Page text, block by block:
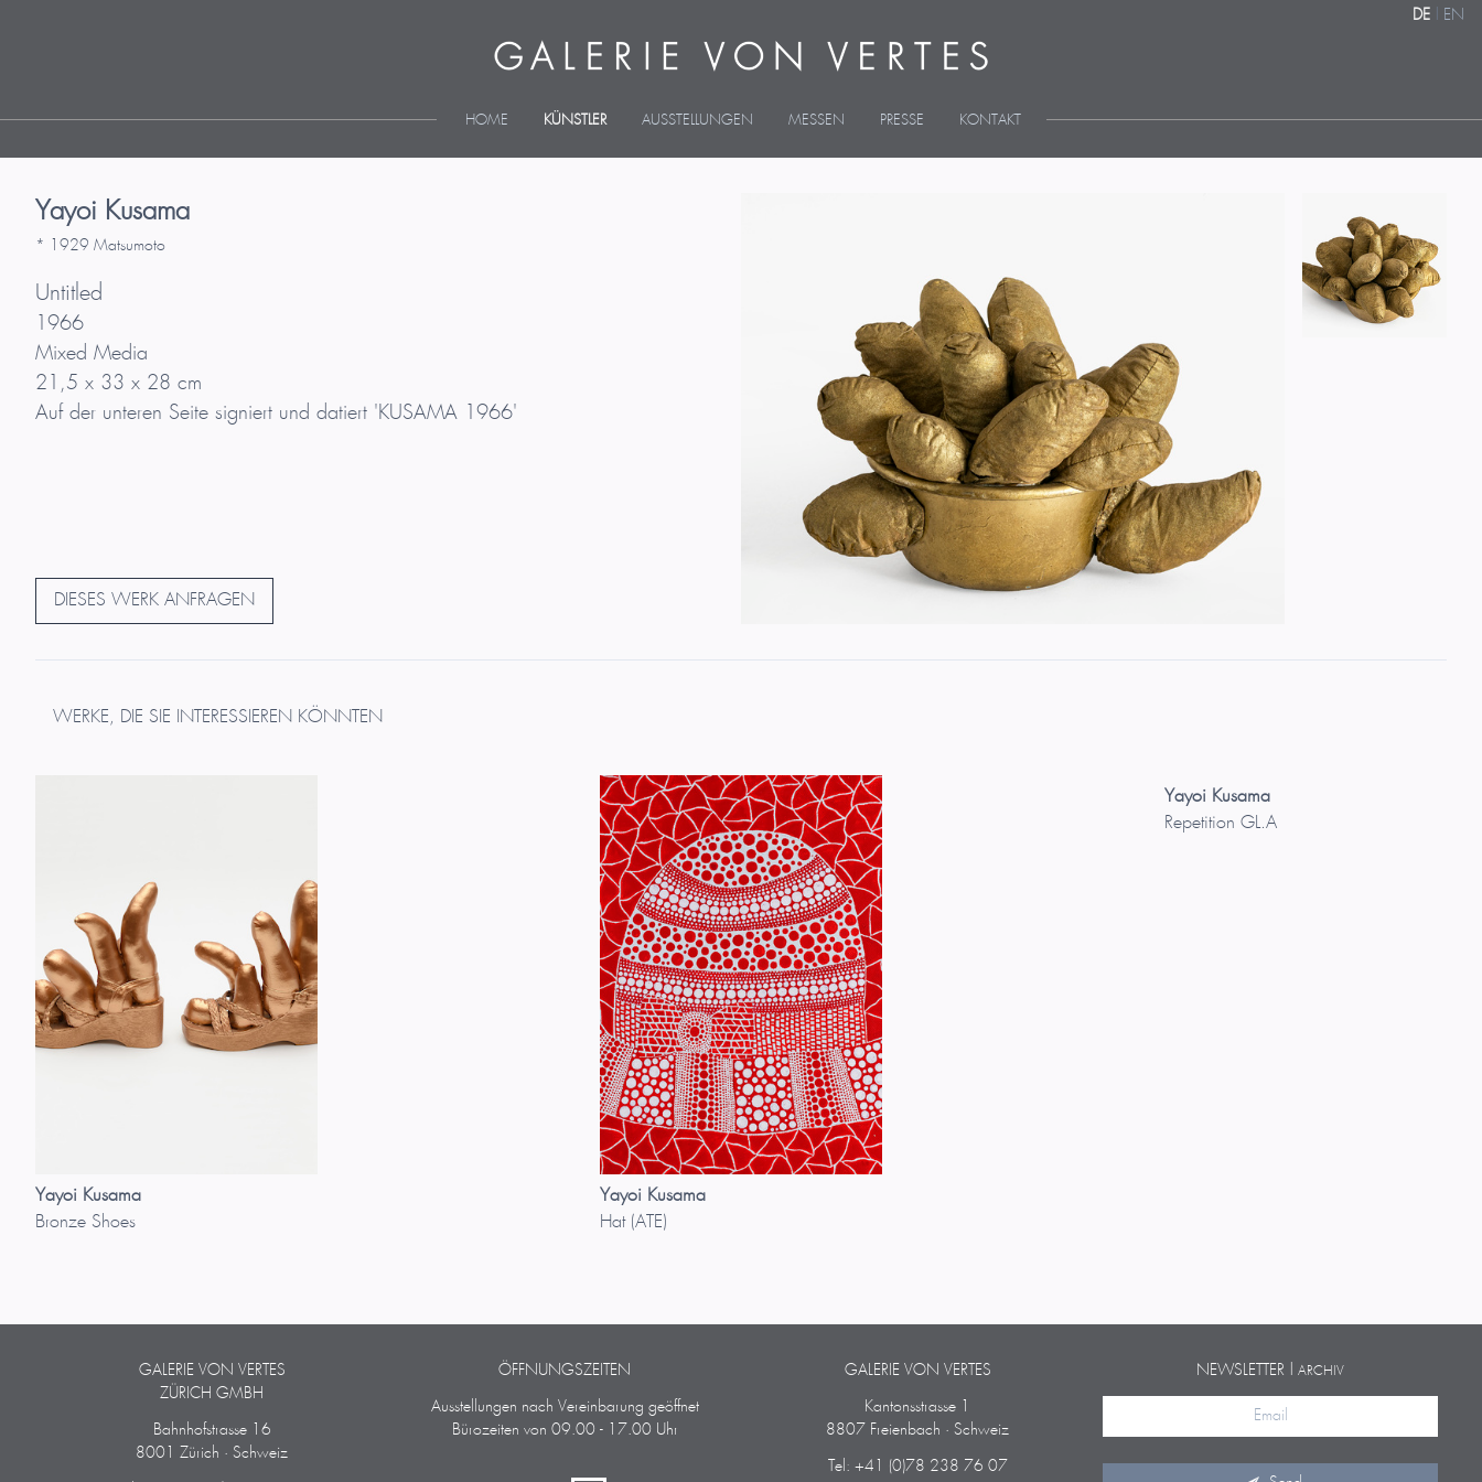
DE EN
HOME KÜNSTLER AUSSTELLUNGEN MESSEN PRESSE KONTAKT
Yayoi Kusama
* 1929 Matsumoto
Untitled
1966
Mixed Media
21,5 x 33 x 28 cm
Auf der unteren Seite signiert und datiert 'KUSAMA 1966'
DIESES WERK ANFRAGEN
WERKE, DIE SIE INTERESSIEREN KÖNNTEN
Yayoi Kusama
Bronze Shoes
Yayoi Kusama
Hat (ATE)
Yayoi Kusama
Repetition GL.A
GALERIE VON VERTES
ZÜRICH GMBH
Bahnhofstrasse 16
8001 Zürich · Schweiz
ÖFFNUNGSZEITEN
Ausstellungen nach Vereinbarung geöffnet
Bürozeiten von 09.00 - 17.00 Uhr
GALERIE VON VERTES
Kantonsstrasse 1
8807 Freienbach · Schweiz
Tel: +41 (0)78 238 76 07
NEWSLETTER | ARCHIV